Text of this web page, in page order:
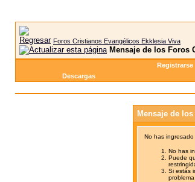
Foros Cristianos Evangélicos Ekklesia Viva
Mensaje de los Foros
Registrarse
Descargas
Mensaje de
No has
No has
Puede
Si estás